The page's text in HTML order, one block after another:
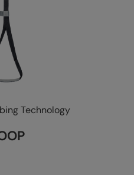
Technology